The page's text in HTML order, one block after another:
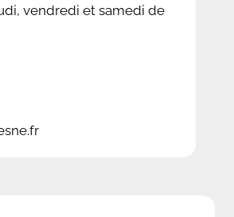
vendredi et samedi de